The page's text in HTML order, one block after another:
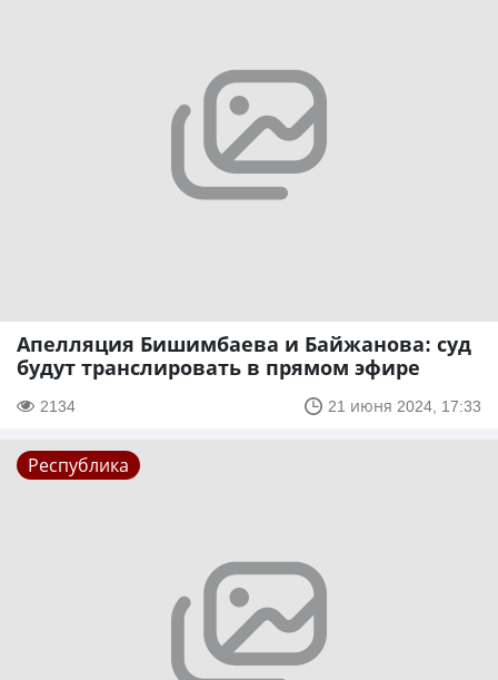
Апелляция Бишимбаева и Байжанова: суд
будут транслировать в прямом эфире
2134 21 июня 2024, 17:33
Республика